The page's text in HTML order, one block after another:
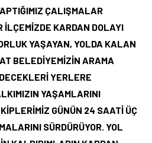
ÇALIŞMALAR
İLÇEMİZDE KARDAN DOLAYI
YAŞAYAN, YOLDA KALAN
BELEDİYEMİZİN ARAMA
YERLERE
YAŞAMLARINI
GÜNÜN 24 SAATİ ÜÇ
SÜRDÜRÜYOR. YOL